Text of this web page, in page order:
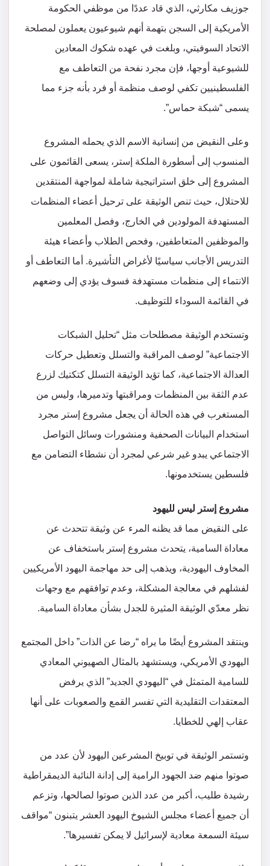
جوزيف مكارثي، الذي قاد عددًا من موظفي الحكومة
الأمريكية إلى السجن بتهمة أنهم شيوعيون يعملون لمصلحة
الاتحاد السوفيتي، وبلغت في عهده شكوك المعادين
للشيوعية أوجها، فإن مجرد نفحة من التعاطف مع
الفلسطينيين تكفي لوصف منظمة أو فرد بأنه جزء مما
يسمى “شبكة حماس”.
وعلى النقيض من إنسانية الاسم الذي يحمله المشروع
المنسوب إلى أسطورة الملكة إستر، يسعى القائمون على
المشروع إلى خلق استراتيجية شاملة لمواجهة المنتقدين
للاحتلال، حيث تنص الوثيقة على ترحيل أعضاء المنظمات
المستهدفة المولودين في الخارج، وفصل المعلمين
والموظفين المتعاطفين، وفحص الطلاب وأعضاء هيئة
التدريس الأجانب سياسيًا لأغراض التأشيرة. أما التعاطف أو
الانتماء إلى منظمات مستهدفة فسوف يؤدي إلى وضعهم
في القائمة السوداء للتوظيف.
وتستخدم الوثيقة مصطلحات مثل “تحليل الشبكات
الاجتماعية” لوصف المراقبة والتسلل وتعطيل حركات
العدالة الاجتماعية، كما تؤيد الوثيقة التسلل كتكتيك لزرع
عدم الثقة بين المنظمات ومراقبتها وتدميرها، وليس من
المستغرب في هذه الحالة أن يجعل مشروع إستر مجرد
استخدام البيانات الصحفية ومنشورات وسائل التواصل
الاجتماعي يبدو غير شرعي لمجرد أن نشطاء التضامن مع
فلسطين يستخدمونها.
مشروع إستر ليس لليهود
على النقيض مما قد يظنه المرء عن وثيقة تتحدث عن
معاداة السامية، يتحدث مشروع إستر باستخفاف عن
المخاوف اليهودية، ويذهب إلى حد مهاجمة اليهود الأمريكيين
لفشلهم في معالجة المشكلة، وعدم توافقهم مع وجهات
نظر معدّي الوثيقة المثيرة للجدل بشأن معاداة السامية.
وينتقد المشروع أيضًا ما يراه “رضا عن الذات” داخل المجتمع
اليهودي الأمريكي، ويستشهد بالمثال الصهيوني المعادي
للسامية المتمثل في “اليهودي الجديد” الذي يرفض
المعتقدات التقليدية التي تفسر القمع والصعوبات على أنها
عقاب إلهي للخطايا.
وتستمر الوثيقة في توبيخ المشرعين اليهود لأن عدد من
صوتوا منهم ضد الجهود الرامية إلى إدانة النائبة الديمقراطية
رشيدة طليب، أكبر من عدد الذين صوتوا لصالحها، وتزعم
أن جميع أعضاء مجلس الشيوخ اليهود العشر يتبنون “مواقف
سيئة السمعة معادية لإسرائيل لا يمكن تفسيرها”.